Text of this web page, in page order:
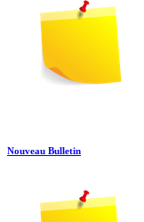
Nouveau Bulletin